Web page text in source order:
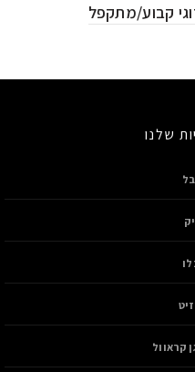
קבוע/מתקפל
שלנו
קראוול